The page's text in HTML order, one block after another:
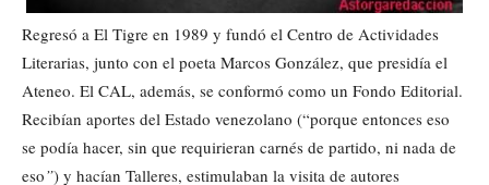
Regresó a El Tigre en 1989 y fundó el Centro de Actividades
Literarias, junto con el poeta Marcos González, que presidía el
Ateneo. El CAL, además, se conformó como un Fondo Editorial.
Recibían aportes del Estado venezolano (“porque entonces eso
se podía hacer, sin que requirieran carnés de partido, ni nada de
eso”) y hacían Talleres, estimulaban la visita de autores